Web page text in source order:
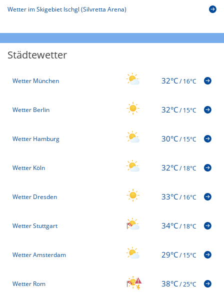
Wetter im Skigebiet Ischgl (Silvretta Arena)
Städtewetter
Wetter München 32°C/16°C
Wetter Berlin 32°C/15°C
Wetter Hamburg 30°C/15°C
Wetter Köln 32°C/18°C
Wetter Dresden 33°C/16°C
Wetter Stuttgart 34°C/18°C
Wetter Amsterdam 29°C/15°C
Wetter Rom 38°C/25°C